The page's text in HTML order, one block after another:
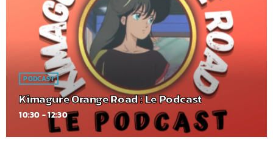
PODCAST
Kimagure Orange Road : Le Podcast
10:30 - 12:30